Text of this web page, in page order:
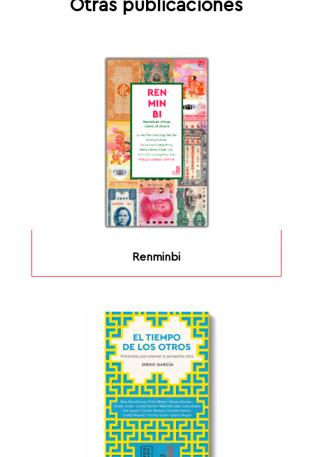
Otras publicaciones
Renminbi